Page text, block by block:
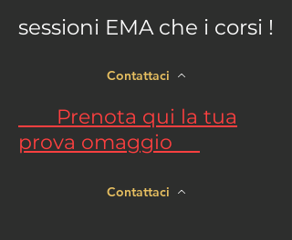
sessioni EMA che i corsi !
Contattaci
Prenota qui la tua
prova omaggio
Contattaci